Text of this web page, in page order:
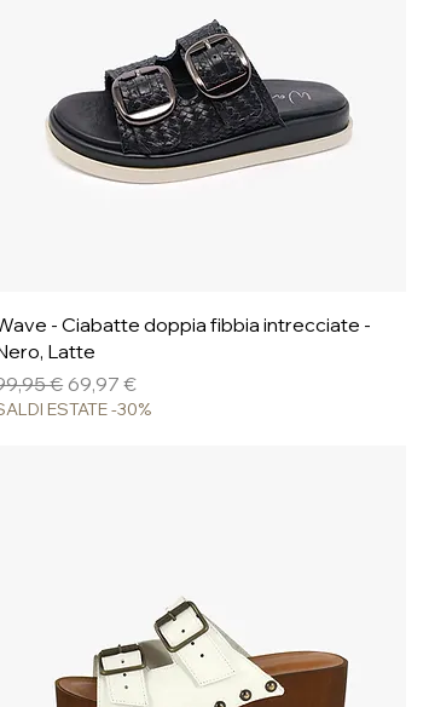
Vista rapida
- Ciabatte doppia fibbia intrecciate -
Latte
regolare
€ Prezzo scontato
69,97 €
ESTATE -30%